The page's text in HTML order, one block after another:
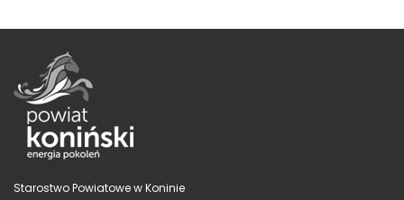
Starostwo Powiatowe w Koninie